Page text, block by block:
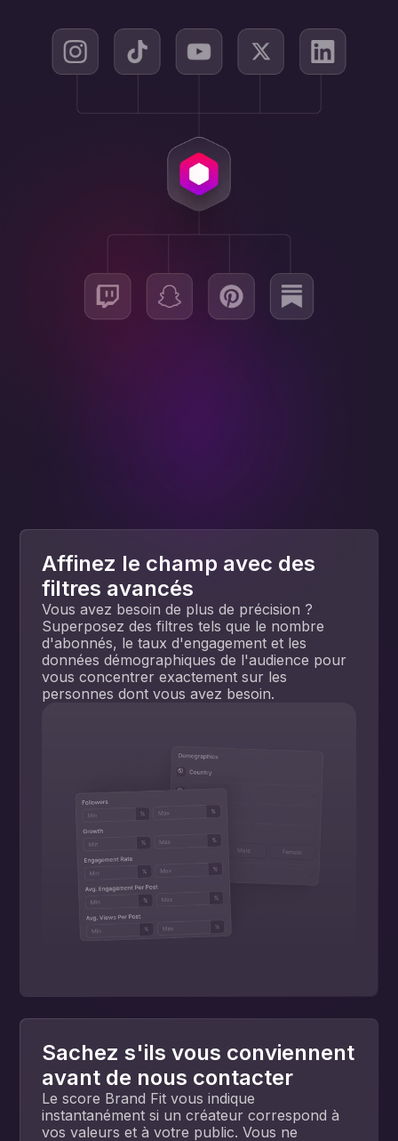
Affinez le champ avec des
filtres avancés
Vous avez besoin de plus de précision ?
Superposez des filtres tels que le nombre
d'abonnés, le taux d'engagement et les
données démographiques de l'audience pour
vous concentrer exactement sur les
personnes dont vous avez besoin.
Sachez s'ils vous conviennent
avant de nous contacter
Le score Brand Fit vous indique
instantanément si un créateur correspond à
vos valeurs et à votre public. Vous ne